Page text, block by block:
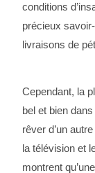
conditions
précieux
livraisons de
Cependant, la
bel et bien
rêver d’un
la télévision et
montrent